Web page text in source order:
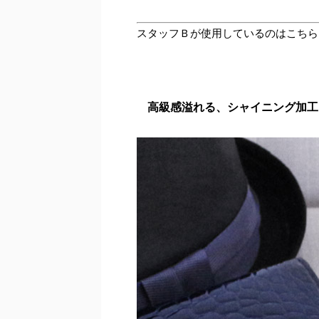
スタッフＢが使用しているのはこち
高級感溢れる、シャイニング加工